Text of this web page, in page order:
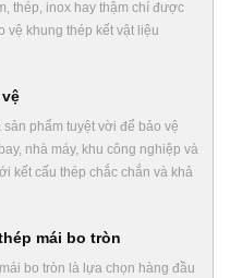
thép, inox hay thậm chí được
vệ khung thép kết vật liệu
phẩm tuyệt vời để bảo vệ
nhà máy, khu công nghiệp và
kết cấu thép chắc chắn và khả
mái bo tròn
bo tròn là lựa chọn hàng đầu